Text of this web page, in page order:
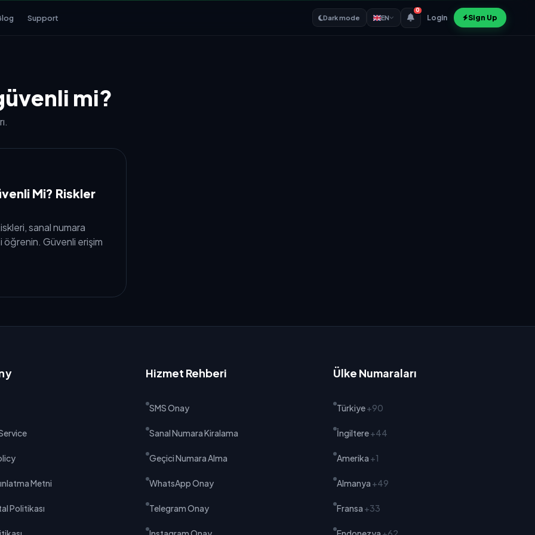
Support Dark mode EN
0
Login Sign Up
mi?
Mi? Riskler
sanal numara
öğrenin. Güvenli erişim
Metni
Politikası
Hizmet Rehberi
SMS Onay
Sanal Numara Kiralama
Geçici Numara Alma
WhatsApp Onay
Telegram Onay
Ülke Numaraları
Türkiye+90
İngiltere+44
Amerika +1
Almanya +49
Fransa +33